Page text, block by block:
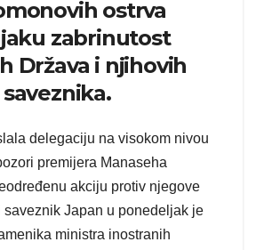
ostrva
jaku zabrinutost
Država i njihovih
delegaciju na visokom nivou
premijera Manaseha
akciju protiv njegove
saveznik Japan u ponedeljak je
ministra inostranih